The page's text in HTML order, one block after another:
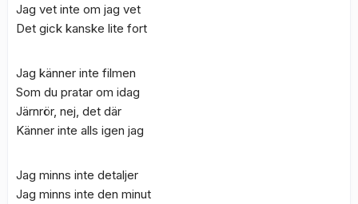
Jag vet inte om jag vet
Det gick kanske lite fort
Jag känner inte filmen
Som du pratar om idag
Järnrör, nej, det där
Känner inte alls igen jag
Jag minns inte detaljer
Jag minns inte den minut